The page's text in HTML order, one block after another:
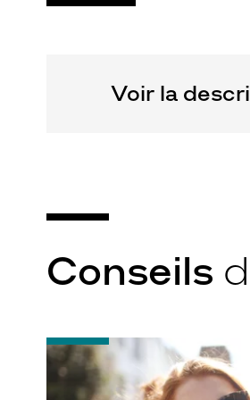
Voir la
Conseils
-
Notice
d'utilisation